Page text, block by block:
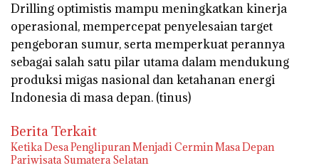
Drilling optimistis mampu meningkatkan kinerja
operasional, mempercepat penyelesaian target
pengeboran sumur, serta memperkuat perannya
sebagai salah satu pilar utama dalam mendukung
produksi migas nasional dan ketahanan energi
Indonesia di masa depan. (tinus)
Berita Terkait
Ketika Desa Penglipuran Menjadi Cermin Masa Depan
Pariwisata Sumatera Selatan